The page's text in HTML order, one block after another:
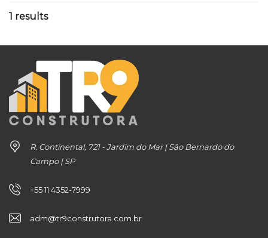
1 results
R. Continental, 721 - Jardim do Mar | São Bernardo do
Campo | SP
+55 11 4352-7999
adm@tr9construtora.com.br